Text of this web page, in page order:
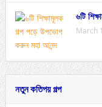
৬টি
March
নতুন কতিপয় গল্প